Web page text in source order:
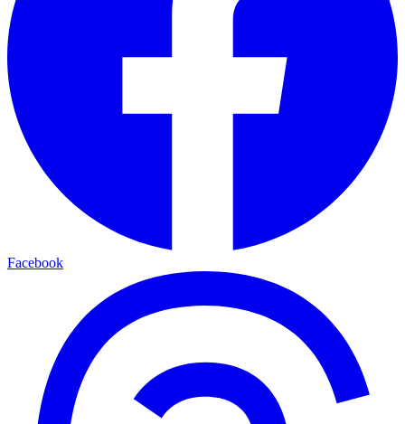
Facebook